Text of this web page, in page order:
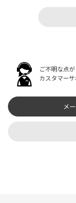
ご不明な点
カスタマー
メ